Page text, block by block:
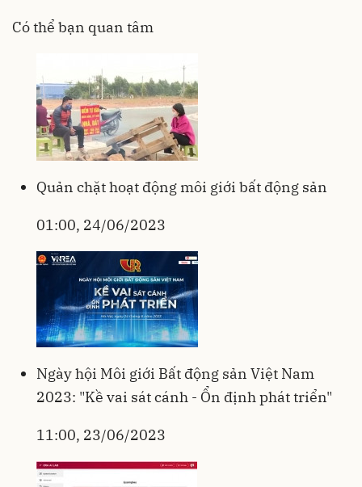
Có thể bạn quan tâm
Quản chặt hoạt động môi giới bất động sản
01:00, 24/06/2023
Ngày hội Môi giới Bất động sản Việt Nam
2023: "Kề vai sát cánh - Ổn định phát triển"
11:00, 23/06/2023